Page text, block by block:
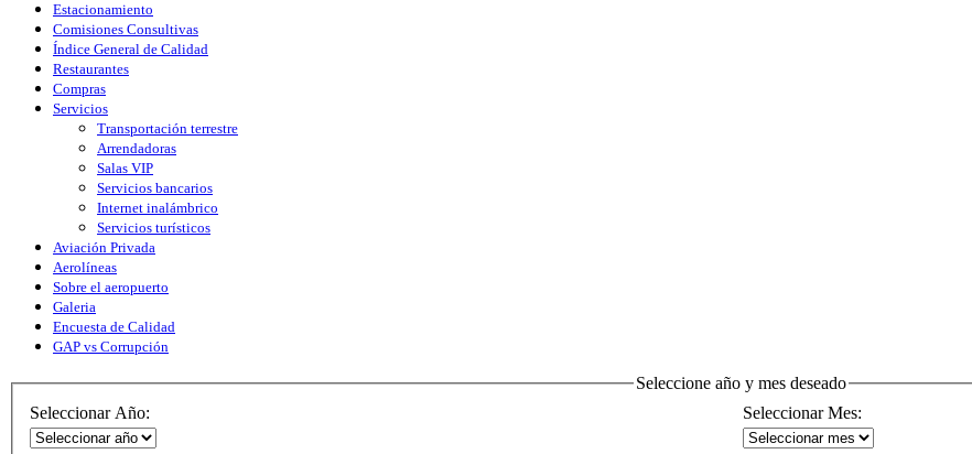
Estacionamiento
Comisiones Consultivas
Índice General de Calidad
Restaurantes
Compras
Servicios
Transportación terrestre
Arrendadoras
Salas VIP
Servicios bancarios
Internet inalámbrico
Servicios turísticos
Aviación Privada
Aerolíneas
Sobre el aeropuerto
Galeria
Encuesta de Calidad
GAP vs Corrupción
Seleccione año y mes deseado
Seleccionar Año:
Seleccionar Mes: